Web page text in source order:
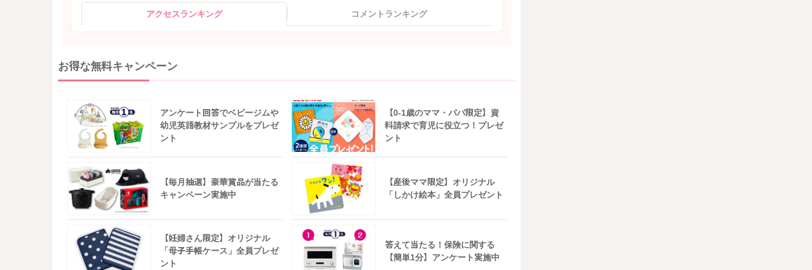
アクセスランキング コメントランキング
お得な無料キャンペーン
アンケート回答でベビージムや
幼児英語教材サンプルをプレゼ
ント
【0-1歳のママ・パパ限定】資
料請求で育児に役立つ！プレゼ
ント
【毎月抽選】豪華賞品が当たる
キャンペーン実施中
【産後ママ限定】オリジナル
「しかけ絵本」全員プレゼント
【妊婦さん限定】オリジナル
「母子手帳ケース」全員プレゼ
ント
答えて当たる！保険に関する
【簡単1分】アンケート実施中